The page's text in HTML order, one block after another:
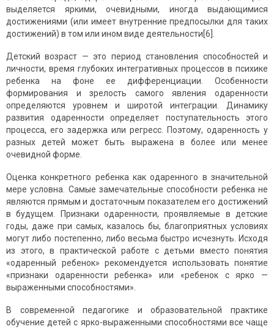
выделяется яркими, очевидными, иногда выдающимися
достижениями (или имеет внутренние предпосылки для таких
достижений) в том или ином виде деятельности[6].
Детский возраст — это период становления способностей и
личности, время глубоких интегративных процессов в психике
ребенка на фоне ее дифференциации. Особенности
формирования и зрелость самого явления одаренности
определяются уровнем и широтой интеграции. Динамику
развития одаренности определяет поступательность этого
процесса, его задержка или регресс. Поэтому, одаренность у
разных детей может быть выражена в более или менее
очевидной форме.
Оценка конкретного ребенка как одаренного в значительной
мере условна. Самые замечательные способности ребенка не
являются прямым и достаточным показателем его достижений
в будущем. Признаки одаренности, проявляемые в детские
годы, даже при самых, казалось бы, благоприятных условиях
могут либо постепенно, либо весьма быстро исчезнуть. Исходя
из этого, в практической работе с детьми вместо понятия
«одаренный ребенок» рекомендуется использовать понятие
«признаки одаренности ребенка» или «ребенок с ярко —
выраженными способностями».
В современной педагогике и образовательной практике
обучение детей с ярко-выраженными способностями все чаще